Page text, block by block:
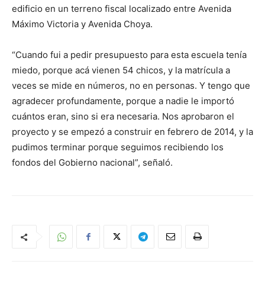
edificio en un terreno fiscal localizado entre Avenida
Máximo Victoria y Avenida Choya.
“Cuando fui a pedir presupuesto para esta escuela tenía
miedo, porque acá vienen 54 chicos, y la matrícula a
veces se mide en números, no en personas. Y tengo que
agradecer profundamente, porque a nadie le importó
cuántos eran, sino si era necesaria. Nos aprobaron el
proyecto y se empezó a construir en febrero de 2014, y la
pudimos terminar porque seguimos recibiendo los
fondos del Gobierno nacional”, señaló.